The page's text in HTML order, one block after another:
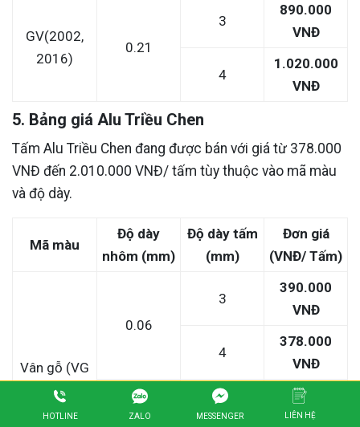
GV(2002,
2016)
0.21
3
890.000
VNĐ
4
1.020.000
VNĐ
5. Bảng giá Alu Triều Chen
Tấm Alu Triều Chen đang được bán với giá từ 378.000
VNĐ đến 2.010.000 VNĐ/ tấm tùy thuộc vào mã màu
và độ dày.
Mã màu
Độ dày
nhôm (mm)
Độ dày tấm
(mm)
Đơn giá
(VNĐ/ Tấm)
Vân gỗ (VG
300 – 301 )
0.06
3
390.000
VNĐ
4
378.000
VNĐ
3
467.000
VNĐ
HOTLINE ZALO MESSENGER LIÊN HỆ